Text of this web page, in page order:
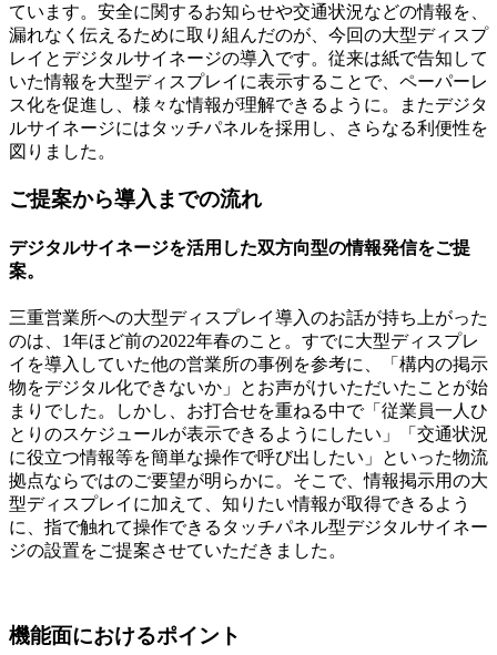
ています。安全に関するお知らせや交通状況などの情報を、
漏れなく伝えるために取り組んだのが、今回の大型ディスプ
レイとデジタルサイネージの導入です。従来は紙で告知して
いた情報を大型ディスプレイに表示することで、ペーパーレ
ス化を促進し、様々な情報が理解できるように。またデジタ
ルサイネージにはタッチパネルを採用し、さらなる利便性を
図りました。
ご提案から導入までの流れ
デジタルサイネージを活用した双方向型の情報発信をご提
案。
三重営業所への大型ディスプレイ導入のお話が持ち上がった
のは、1年ほど前の2022年春のこと。すでに大型ディスプレ
イを導入していた他の営業所の事例を参考に、「構内の掲示
物をデジタル化できないか」とお声がけいただいたことが始
まりでした。しかし、お打合せを重ねる中で「従業員一人ひ
とりのスケジュールが表示できるようにしたい」「交通状況
に役立つ情報等を簡単な操作で呼び出したい」といった物流
拠点ならではのご要望が明らかに。そこで、情報掲示用の大
型ディスプレイに加えて、知りたい情報が取得できるよう
に、指で触れて操作できるタッチパネル型デジタルサイネー
ジの設置をご提案させていただきました。
機能面におけるポイント